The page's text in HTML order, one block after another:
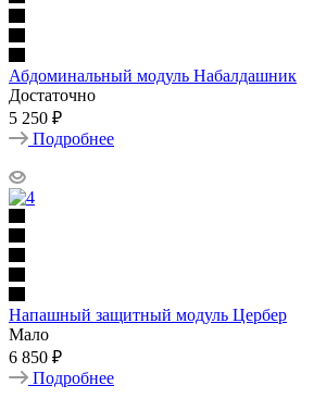
Абдоминальный модуль Набалдашник
Достаточно
5 250 ₽
Подробнее
Напашный защитный модуль Цербер
Мало
6 850 ₽
Подробнее